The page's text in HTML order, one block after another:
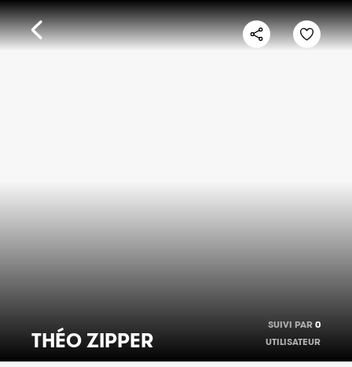
THÉO ZIPPER
SUIVI PAR 0
UTILISATEUR